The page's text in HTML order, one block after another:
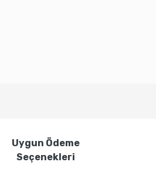
Uygun Ödeme
Seçenekleri